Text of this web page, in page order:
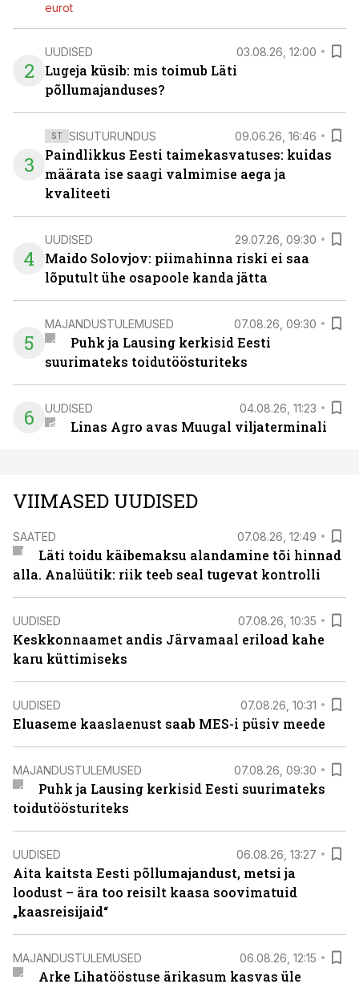
eurot
2
UUDISED 03.08.26, 12:00
Lugeja küsib: mis toimub Läti
põllumajanduses?
3
ST SISUTURUNDUS 09.06.26, 16:46
Paindlikkus Eesti taimekasvatuses: kuidas
määrata ise saagi valmimise aega ja
kvaliteeti
4
UUDISED 29.07.26, 09:30
Maido Solovjov: piimahinna riski ei saa
lõputult ühe osapoole kanda jätta
5
MAJANDUSTULEMUSED 07.08.26, 09:30
Puhk ja Lausing kerkisid Eesti
suurimateks toidutöösturiteks
6 UUDISED 04.08.26, 11:23
Linas Agro avas Muugal viljaterminali
VIIMASED UUDISED
SAATED 07.08.26, 12:49
Läti toidu käibemaksu alandamine tõi hinnad
alla. Analüütik: riik teeb seal tugevat kontrolli
UUDISED 07.08.26, 10:35
Keskkonnaamet andis Järvamaal eriload kahe
karu küttimiseks
UUDISED 07.08.26, 10:31
Eluaseme kaaslaenust saab MES-i püsiv meede
MAJANDUSTULEMUSED 07.08.26, 09:30
Puhk ja Lausing kerkisid Eesti suurimateks
toidutöösturiteks
UUDISED 06.08.26, 13:27
Aita kaitsta Eesti põllumajandust, metsi ja
loodust – ära too reisilt kaasa soovimatuid
„kaasreisijaid“
MAJANDUSTULEMUSED 06.08.26, 12:15
Arke Lihatööstuse ärikasum kasvas üle